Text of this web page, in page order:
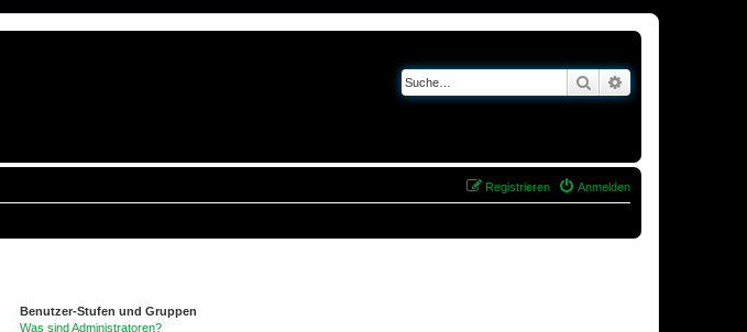
Suche
Anmelden
Registrieren
Benutzer-Stufen und Gruppen
Was sind Administratoren?